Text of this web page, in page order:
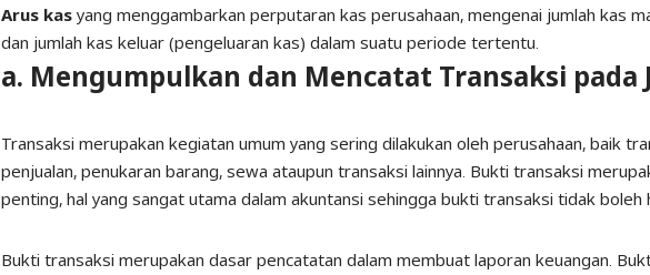
Arus kas yang menggambarkan perputaran kas perusahaan, mengenai jumlah kas
dan jumlah kas keluar (pengeluaran kas) dalam suatu periode tertentu.
a. Mengumpulkan dan Mencatat Transaksi pada
Transaksi merupakan kegiatan umum yang sering dilakukan oleh perusahaan, baik
penjualan, penukaran barang, sewa ataupun transaksi lainnya. Bukti transaksi
penting, hal yang sangat utama dalam akuntansi sehingga bukti transaksi tidak boleh
Bukti transaksi merupakan dasar pencatatan dalam membuat laporan keuangan.